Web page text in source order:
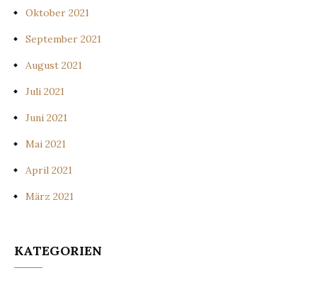
Oktober 2021
September 2021
August 2021
Juli 2021
Juni 2021
Mai 2021
April 2021
März 2021
KATEGORIEN